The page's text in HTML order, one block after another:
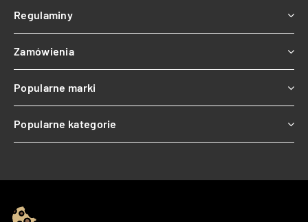
Regulaminy
Zamówienia
Popularne marki
Popularne kategorie